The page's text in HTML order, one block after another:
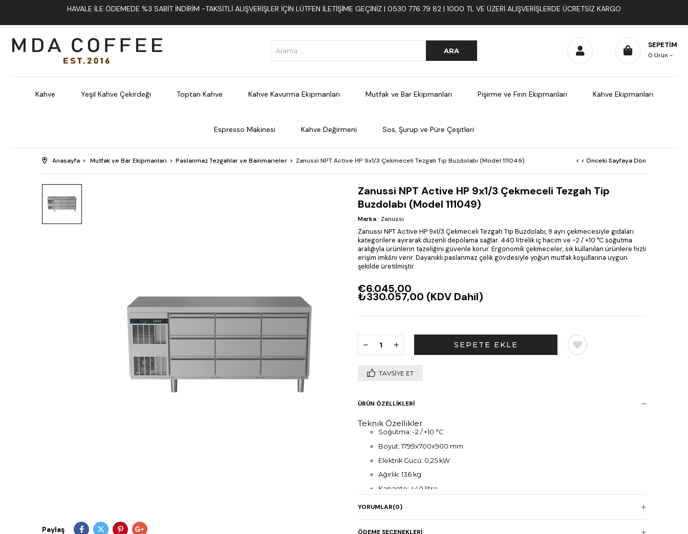
HAVALE İLE ÖDEMEDE %3 SABIT İNDIRIM -TAKSITLI ALIŞVERIŞLER İÇIN LÜTFEN ILETIŞIME GEÇINIZ | 0530 776 79 82 | 1000 TL VE ÜZERI ALIŞVERIŞLERDE ÜCRETSIZ KARGO
SEPETIM
0 Ürün
Kahve Yeşil Kahve Çekirdeği Toptan Kahve Kahve Kavurma Ekipmanları Mutfak ve Bar Ekipmanları Pişirme ve Fırın Ekipmanları Kahve Ekipmanları
Espresso Makinesi Kahve Değirmeni Sos, Şurup ve Püre Çeşitleri
Anasayfa Mutfak ve Bar Ekipmanları Paslanmaz Tezgahlar ve Bainmarieler Zanussi NPT Active HP 9x1/3 Çekmeceli Tezgah Tip Buzdolabı (Model 111049) < < Önceki Sayfaya Dön
Paylaş
Zanussi NPT Active HP 9x1/3 Çekmeceli Tezgah Tip
Buzdolabı (Model 111049)
Marka: Zanussi
Zanussi NPT Active HP 9x1/3 Çekmeceli Tezgah Tip Buzdolabı, 9 ayrı çekmecesiyle gıdaları
kategorilere ayırarak düzenli depolama sağlar. 440 litrelik iç hacim ve -2 / +10 °C soğutma
aralığıyla ürünlerin tazeliğini güvenle korur. Ergonomik çekmeceler, sık kullanılan ürünlere hızlı
erişim imkânı verir. Dayanıklı paslanmaz çelik gövdesiyle yoğun mutfak koşullarına uygun
şekilde üretilmiştir.
€6.045,00
₺330.057,00 (KDV Dahil)
TAVSIYE ET
ÜRÜN ÖZELLIKLERI
Teknik Özellikler
Soğutma: -2 / +10 °C
Boyut: 1799x700x900 mm
Elektrik Gücü: 0,25 kW
Ağırlık: 136 kg
Kapasite: 440 litre
YORUMLAR(0)
ÖDEME SEÇENEKLERI